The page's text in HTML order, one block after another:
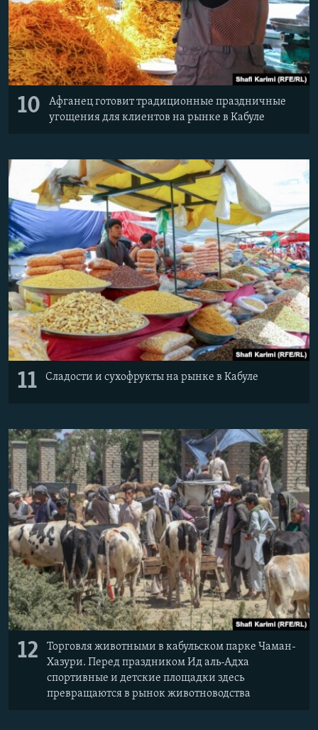
10
Афганец готовит традиционные праздничные
угощения для клиентов на рынке в Кабуле
11 Сладости и сухофрукты на рынке в Кабуле
12
Торговля животными в кабульском парке Чаман-
Хазури. Перед праздником Ид аль-Адха
спортивные и детские площадки здесь
превращаются в рынок животноводства